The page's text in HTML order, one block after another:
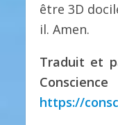
être 3D
il. Amen.
Traduit et
https://